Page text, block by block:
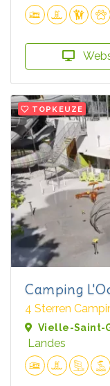
TOPKEUZE
Camping
4 Sterren
Vielle-Saint-
Landes